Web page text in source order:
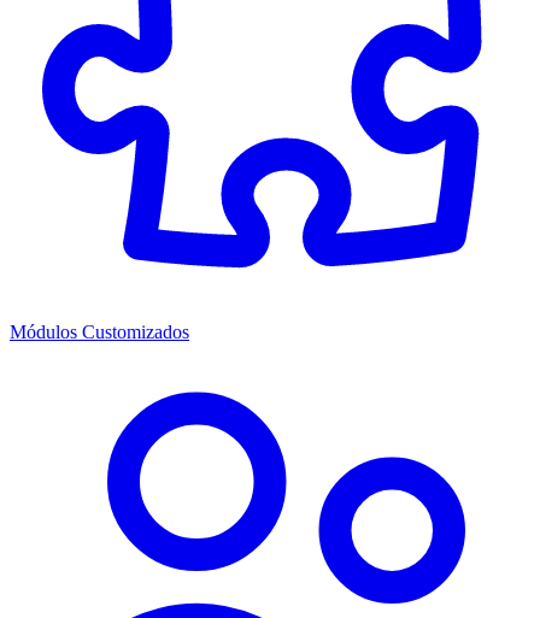
Módulos Customizados